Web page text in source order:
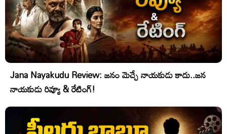
Jana Nayakudu Review: జనం మెచ్చే నాయకుడు కాదు..జన
నాయకుడు రివ్యూ & రేటింగ్!